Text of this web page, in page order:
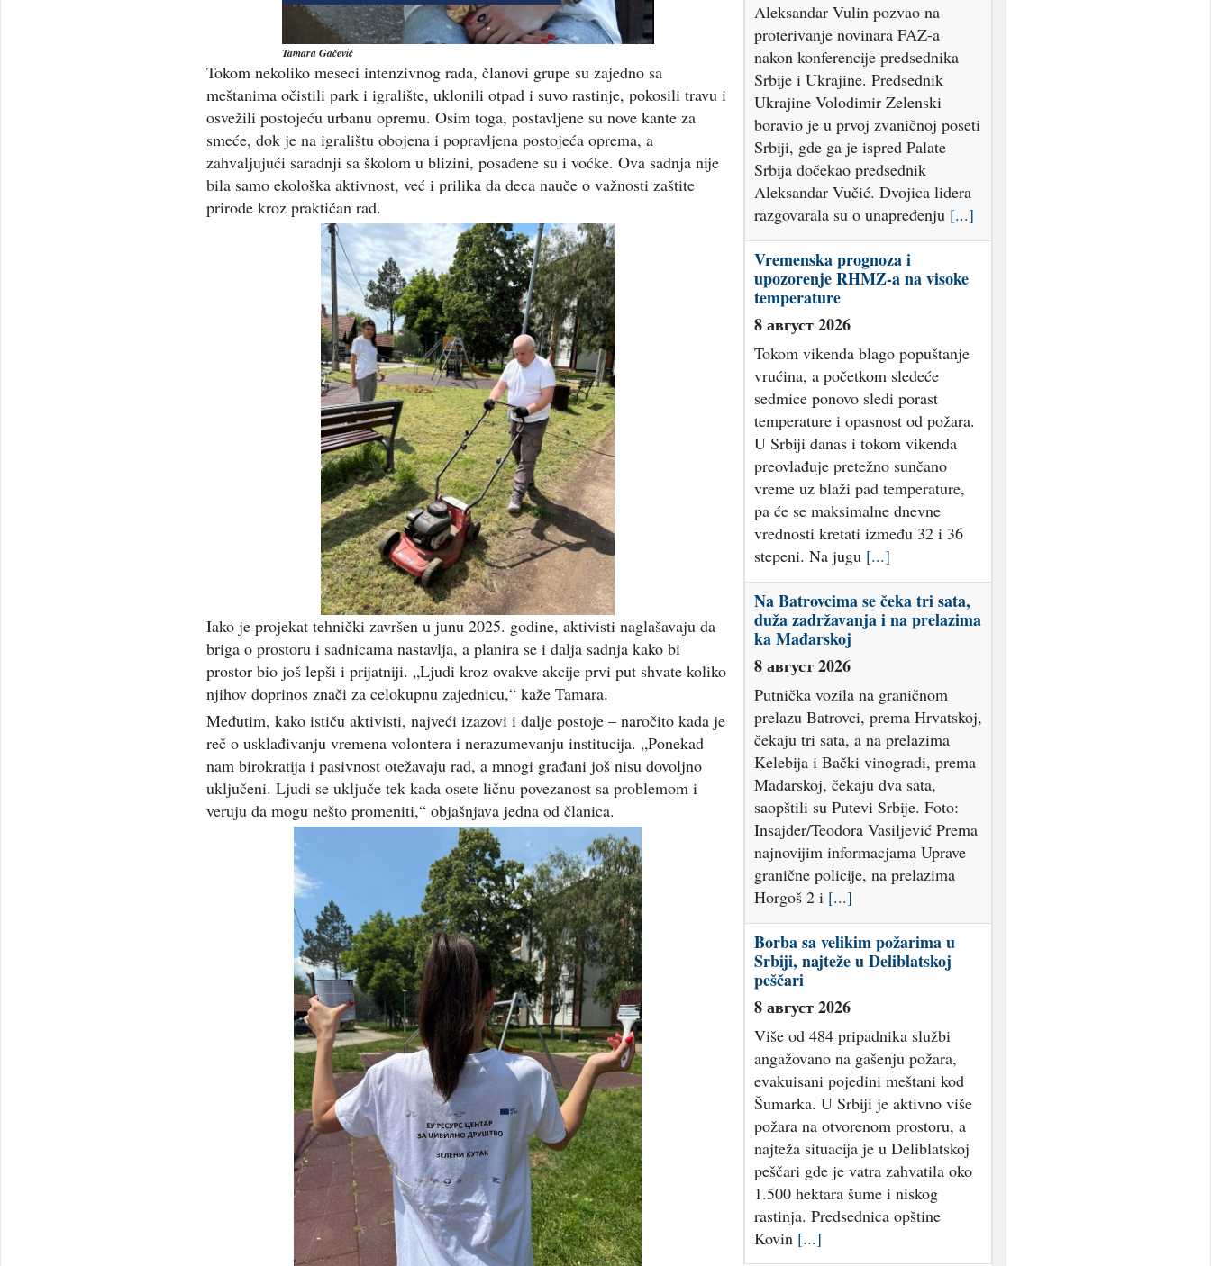
Tamara Gačević
Tokom nekoliko meseci intenzivnog rada, članovi grupe su zajedno sa
meštanima očistili park i igralište, uklonili otpad i suvo rastinje, pokosili travu i
osvežili postojeću urbanu opremu. Osim toga, postavljene su nove kante za
smeće, dok je na igralištu obojena i popravljena postojeća oprema, a
zahvaljujući saradnji sa školom u blizini, posađene su i voćke. Ova sadnja nije
bila samo ekološka aktivnost, već i prilika da deca nauče o važnosti zaštite
prirode kroz praktičan rad.
Iako je projekat tehnički završen u junu 2025. godine, aktivisti naglašavaju da
briga o prostoru i sadnicama nastavlja, a planira se i dalja sadnja kako bi
prostor bio još lepši i prijatniji. „Ljudi kroz ovakve akcije prvi put shvate koliko
njihov doprinos znači za celokupnu zajednicu,“ kaže Tamara.
Međutim, kako ističu aktivisti, najveći izazovi i dalje postoje – naročito kada je
reč o usklađivanju vremena volontera i nerazumevanju institucija. „Ponekad
nam birokratija i pasivnost otežavaju rad, a mnogi građani još nisu dovoljno
uključeni. Ljudi se uključe tek kada osete ličnu povezanost sa problemom i
veruju da mogu nešto promeniti,“ objašnjava jedna od članica.
Aleksandar Vulin pozvao na
proterivanje novinara FAZ-a
nakon konferencije predsednika
Srbije i Ukrajine. Predsednik
Ukrajine Volodimir Zelenski
boravio je u prvoj zvaničnoj poseti
Srbiji, gde ga je ispred Palate
Srbija dočekao predsednik
Aleksandar Vučić. Dvojica lidera
razgovarala su o unapređenju [...]
Vremenska prognoza i
upozorenje RHMZ-a na visoke
temperature
8 август 2026
Tokom vikenda blago popuštanje
vrućina, a početkom sledeće
sedmice ponovo sledi porast
temperature i opasnost od požara.
U Srbiji danas i tokom vikenda
preovlađuje pretežno sunčano
vreme uz blaži pad temperature,
pa će se maksimalne dnevne
vrednosti kretati između 32 i 36
stepeni. Na jugu [...]
Na Batrovcima se čeka tri sata,
duža zadržavanja i na prelazima
ka Mađarskoj
8 август 2026
Putnička vozila na graničnom
prelazu Batrovci, prema Hrvatskoj,
čekaju tri sata, a na prelazima
Kelebija i Bački vinogradi, prema
Mađarskoj, čekaju dva sata,
saopštili su Putevi Srbije. Foto:
Insajder/Teodora Vasiljević Prema
najnovijim informacjama Uprave
granične policije, na prelazima
Horgoš 2 i [...]
Borba sa velikim požarima u
Srbiji, najteže u Deliblatskoj
peščari
8 август 2026
Više od 484 pripadnika službi
angažovano na gašenju požara,
evakuisani pojedini meštani kod
Šumarka. U Srbiji je aktivno više
požara na otvorenom prostoru, a
najteža situacija je u Deliblatskoj
peščari gde je vatra zahvatila oko
1.500 hektara šume i niskog
rastinja. Predsednica opštine
Kovin [...]